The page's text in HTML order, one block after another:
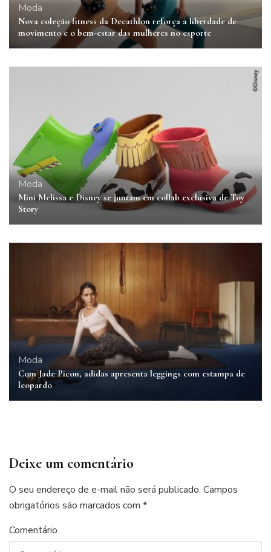
Moda
Nova coleção fitness da Decathlon reforça a liberdade de
movimento e o bem-estar das mulheres no esporte
Moda
Mini Melissa e Disney se juntam em collab exclusiva de Toy
Story
Moda
Com Jade Picon, adidas apresenta leggings com estampa de
leopardo
Deixe um comentário
O seu endereço de e-mail não será publicado. Campos
obrigatórios são marcados com *
Comentário